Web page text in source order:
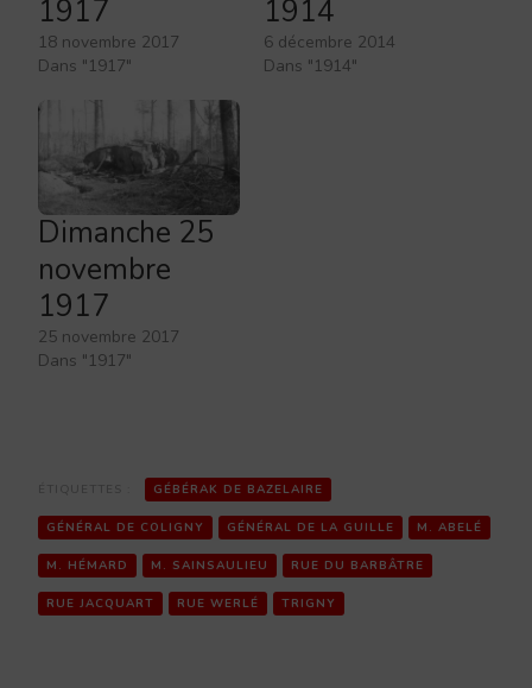
1917
18 novembre 2017
Dans "1917"
1914
6 décembre 2014
Dans "1914"
Dimanche 25
novembre
1917
25 novembre 2017
Dans "1917"
GÉBÉRAK DE BAZELAIRE
GÉNÉRAL DE COLIGNY GÉNÉRAL DE LA GUILLE M. ABELÉ
M. HÉMARD M. SAINSAULIEU RUE DU BARBÂTRE
RUE JACQUART RUE WERLÉ TRIGNY